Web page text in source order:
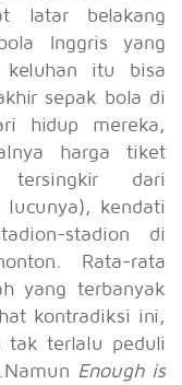
latar belakang
Inggris yang
keluhan itu bisa
sepak bola di
hidup mereka,
harga tiket
dari
lucunya), kendati
stadion di
Rata-rata
yang terbanyak
kontradiksi ini,
tak terlalu peduli
Enough is